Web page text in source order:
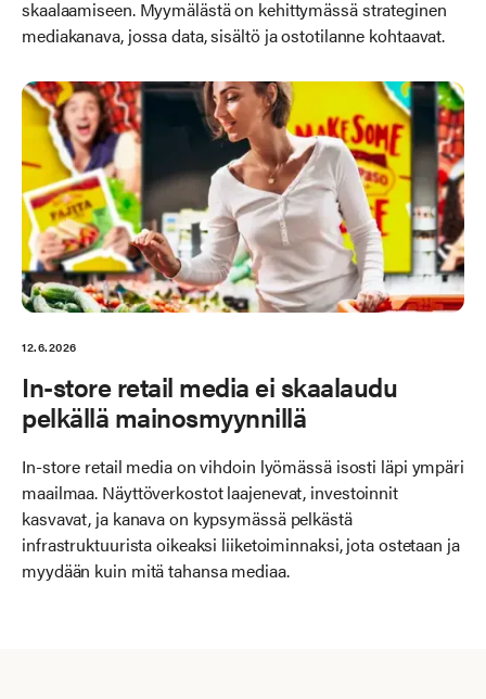
skaalaamiseen. Myymälästä on kehittymässä strateginen
mediakanava, jossa data, sisältö ja ostotilanne kohtaavat.
12.6.2026
In-store retail media ei skaalaudu
pelkällä mainosmyynnillä
In-store retail media on vihdoin lyömässä isosti läpi ympäri
maailmaa. Näyttöverkostot laajenevat, investoinnit
kasvavat, ja kanava on kypsymässä pelkästä
infrastruktuurista oikeaksi liiketoiminnaksi, jota ostetaan ja
myydään kuin mitä tahansa mediaa.